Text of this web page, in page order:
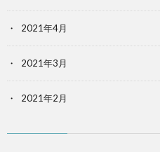
2021年4月
2021年3月
2021年2月